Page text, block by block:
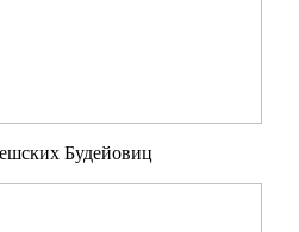
Будейовиц